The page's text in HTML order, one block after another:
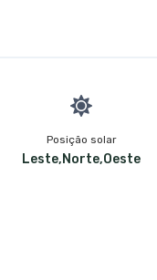
Posição solar
Leste,Norte,Oeste